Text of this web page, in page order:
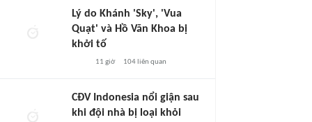
Lý do Khánh 'Sky', 'Vua
Quạt' và Hồ Văn Khoa bị
khởi tố
11 giờ 104liên quan
CĐV Indonesia nổi giận sau
khi đội nhà bị loại khỏi